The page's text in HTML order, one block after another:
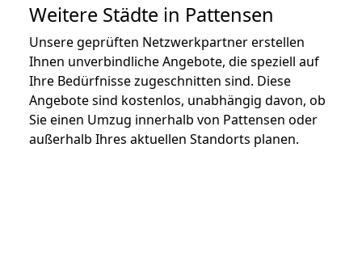
Weitere Städte in Pattensen
Unsere geprüften Netzwerkpartner erstellen
Ihnen unverbindliche Angebote, die speziell auf
Ihre Bedürfnisse zugeschnitten sind. Diese
Angebote sind kostenlos, unabhängig davon, ob
Sie einen Umzug innerhalb von Pattensen oder
außerhalb Ihres aktuellen Standorts planen.